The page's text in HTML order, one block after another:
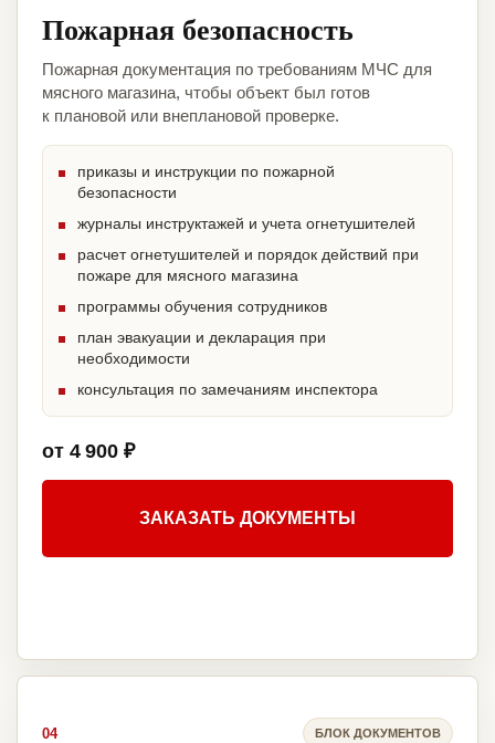
Пожарная безопасность
Пожарная документация по требованиям МЧС для
мясного магазина, чтобы объект был готов
к плановой или внеплановой проверке.
приказы и инструкции по пожарной
безопасности
журналы инструктажей и учета огнетушителей
расчет огнетушителей и порядок действий при
пожаре для мясного магазина
программы обучения сотрудников
план эвакуации и декларация при
необходимости
консультация по замечаниям инспектора
от 4 900 ₽
ЗАКАЗАТЬ ДОКУМЕНТЫ
04 БЛОК ДОКУМЕНТОВ